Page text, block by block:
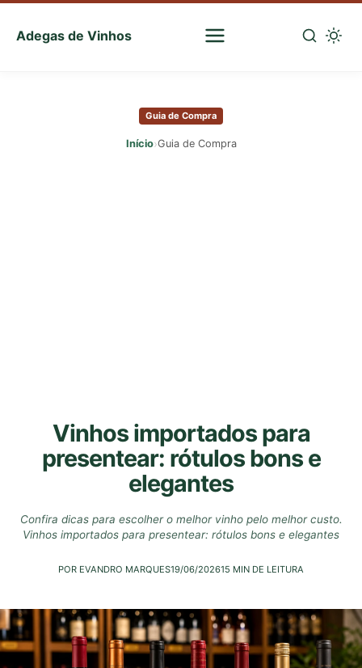
Adegas de Vinhos
Sua
Guia de Compra
Início›Guia de Compra
Vinhos importados para
presentear: rótulos bons e
elegantes
Confira dicas para escolher o melhor vinho pelo melhor custo.
Vinhos importados para presentear: rótulos bons e elegantes
POR EVANDRO MARQUES19/06/202615 MIN DE LEITURA